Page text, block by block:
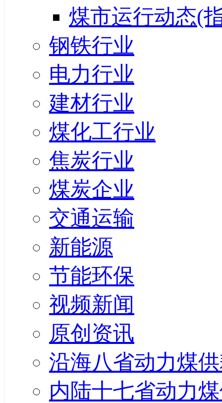
煤市运行动态(
钢铁行业
电力行业
建材行业
煤化工行业
焦炭行业
煤炭企业
交通运输
新能源
节能环保
视频新闻
原创资讯
沿海八省动力煤
内陆十七省动力